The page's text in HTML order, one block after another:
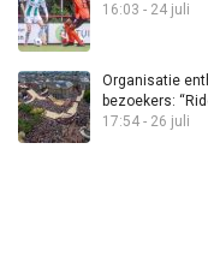
16:03 - 24 juli
Organisatie
bezoekers:
17:54 - 26 juli